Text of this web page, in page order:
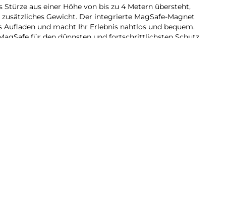
Stürze aus einer Höhe von bis zu 4 Metern übersteht,
Gewicht. Der integrierte MagSafe-Magnet
Aufladen und macht Ihr Erlebnis nahtlos und bequem.
für den dünnsten und fortschrittlichsten Schutz